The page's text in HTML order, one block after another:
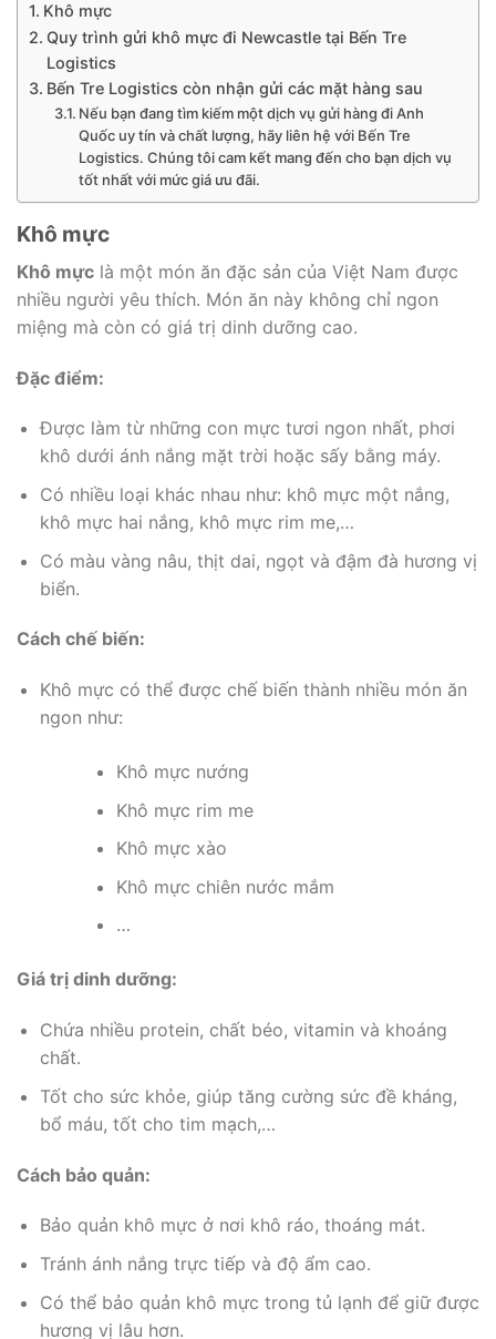
Khô mực
Quy trình gửi khô mực đi Newcastle tại Bến Tre
Logistics
Bến Tre Logistics còn nhận gửi các mặt hàng sau
Nếu bạn đang tìm kiếm một dịch vụ gửi hàng đi Anh
Quốc uy tín và chất lượng, hãy liên hệ với Bến Tre
Logistics. Chúng tôi cam kết mang đến cho bạn dịch vụ
tốt nhất với mức giá ưu đãi.
Khô mực
Khô mực là một món ăn đặc sản của Việt Nam được
nhiều người yêu thích. Món ăn này không chỉ ngon
miệng mà còn có giá trị dinh dưỡng cao.
Đặc điểm:
Được làm từ những con mực tươi ngon nhất, phơi
khô dưới ánh nắng mặt trời hoặc sấy bằng máy.
Có nhiều loại khác nhau như: khô mực một nắng,
khô mực hai nắng, khô mực rim me,…
Có màu vàng nâu, thịt dai, ngọt và đậm đà hương vị
biển.
Cách chế biến:
Khô mực có thể được chế biến thành nhiều món ăn
ngon như:
Khô mực nướng
Khô mực rim me
Khô mực xào
Khô mực chiên nước mắm
…
Giá trị dinh dưỡng:
Chứa nhiều protein, chất béo, vitamin và khoáng
chất.
Tốt cho sức khỏe, giúp tăng cường sức đề kháng,
bổ máu, tốt cho tim mạch,…
Cách bảo quản:
Bảo quản khô mực ở nơi khô ráo, thoáng mát.
Tránh ánh nắng trực tiếp và độ ẩm cao.
Có thể bảo quản khô mực trong tủ lạnh để giữ được
hương vị lâu hơn.